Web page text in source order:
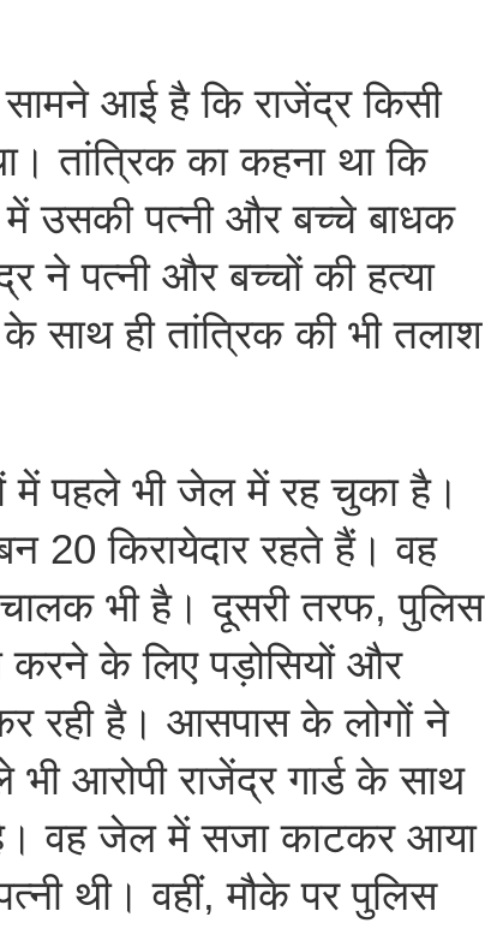
सामने आई है कि राजेंद्र किसी
तांत्रिक का कहना था कि
में उसकी पत्नी और बच्चे बाधक
ने पत्नी और बच्चों की हत्या
साथ ही तांत्रिक की भी तलाश
में पहले भी जेल में रह चुका है।
20 किरायेदार रहते हैं। वह
भी है। दूसरी तरफ, पुलिस
करने के लिए पड़ोसियों और
रही है। आसपास के लोगों ने
भी आरोपी राजेंद्र गार्ड के साथ
वह जेल में सजा काटकर आया
थी। वहीं, मौके पर पुलिस